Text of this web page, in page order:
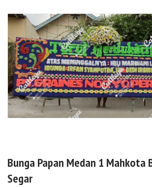
Bunga Papan Medan 1 Mahkota
Segar